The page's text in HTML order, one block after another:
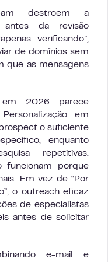
destroem a
antes da revisão
verificando”,
de domínios sem
que as mensagens
em 2026 parece
em
o suficiente
enquanto
repetitivas.
funcionam porque
Em vez de “Por
o outreach eficaz
de especialistas
antes de solicitar
e-mail e